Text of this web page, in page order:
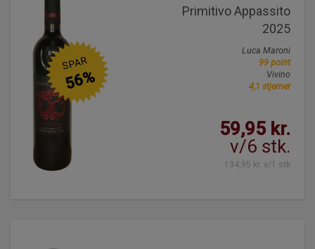
Primitivo Appassito
2025
Luca Maroni
99 point
Vivino
4,1 stjerner
59,95 kr.
v/6 stk.
134,95 kr. v/1 stk
SPAR
56%